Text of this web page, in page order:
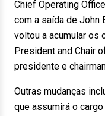
Chief Operating
com a saída de John
voltou a acumular os
President and Chair
presidente e
Outras mudanças
que assumirá o